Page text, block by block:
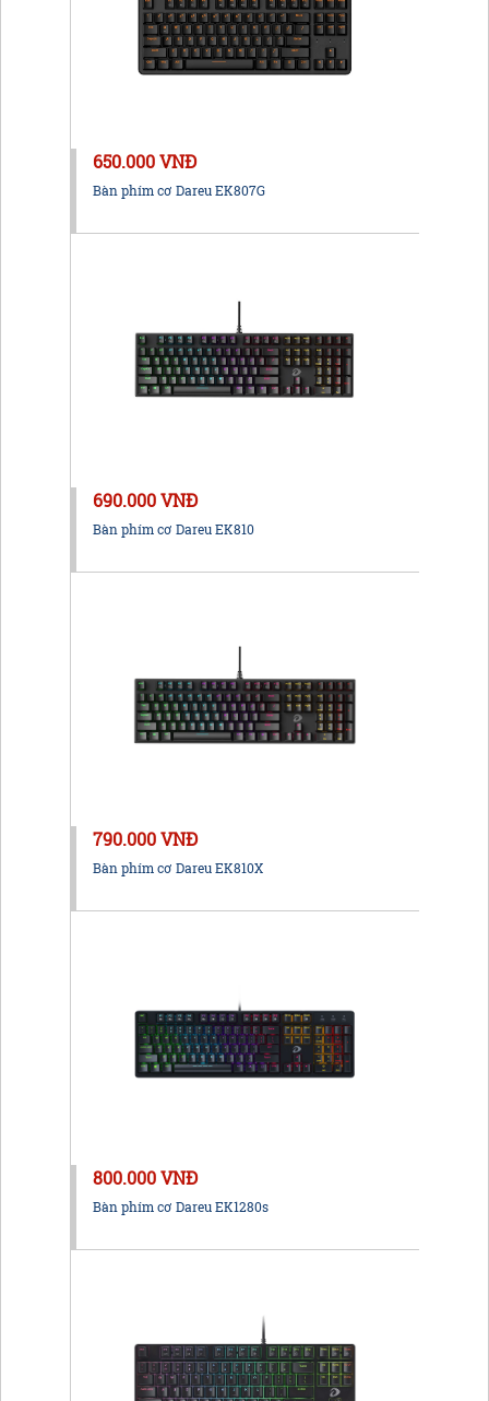
650.000 VNĐ
Bàn phím cơ Dareu EK807G
690.000 VNĐ
Bàn phím cơ Dareu EK810
790.000 VNĐ
Bàn phím cơ Dareu EK810X
800.000 VNĐ
Bàn phím cơ Dareu EK1280s